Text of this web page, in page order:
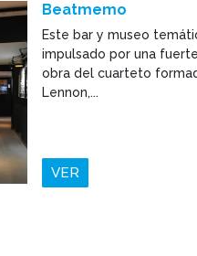
Beatmemo
Este bar y museo
impulsado por una
obra del cuarteto
Lennon,...
VER